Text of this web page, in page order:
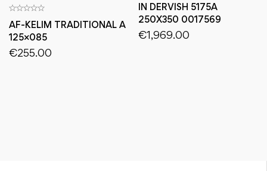
AF-KELIM TRADITIONAL A
125×085
€255.00
IN DERVISH 5175A
250X350 0017569
€1,969.00